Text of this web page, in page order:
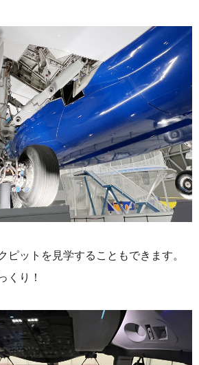
ピットを見学することもできます。
くり！